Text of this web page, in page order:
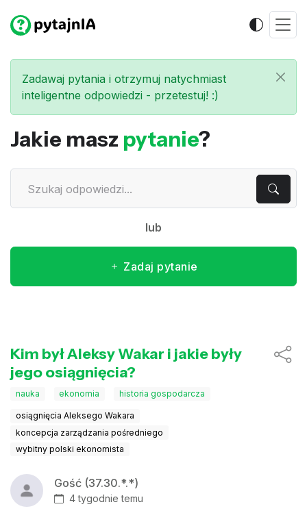
Zadawaj pytania i otrzymuj natychmiast
inteligentne odpowiedzi - przetestuj! :)
Jakie masz pytanie?
lub
Zadaj pytanie
Kim był Aleksy Wakar i jakie były
jego osiągnięcia?
nauka ekonomia historia gospodarcza
osiągnięcia Aleksego Wakara
koncepcja zarządzania pośredniego
wybitny polski ekonomista
Gość (37.30.*.*)
4 tygodnie temu